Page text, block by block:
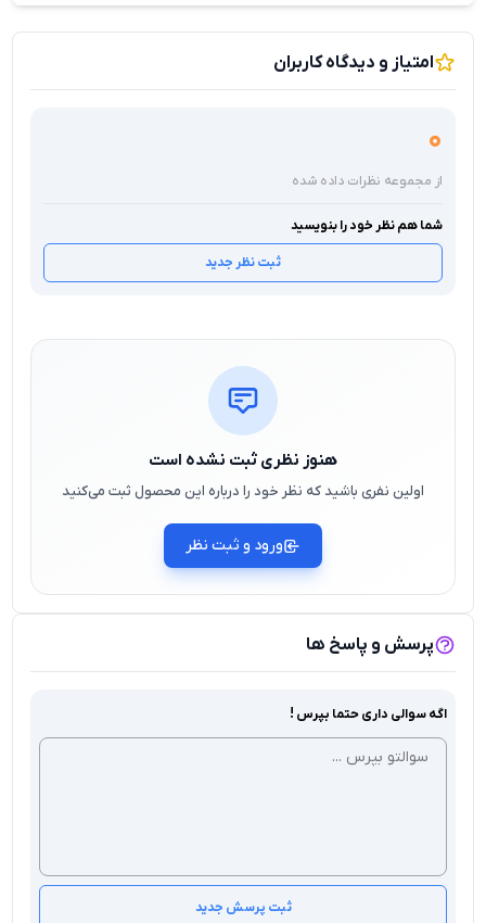
امتیاز و دیدگاه کاربران
0
از مجموعه نظرات داده شده
شما هم نظر خود را بنویسید
ثبت نظر جدید
هنوز نظری ثبت نشده است
اولین نفری باشید که نظر خود را درباره این محصول ثبت می‌کنید
ورود و ثبت نظر
پرسش و پاسخ ها
اگه سوالی داری حتما بپرس !
ثبت پرسش جدید